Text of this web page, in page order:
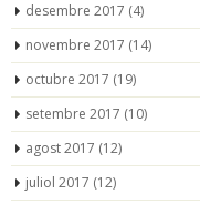
desembre 2017 (4)
novembre 2017 (14)
octubre 2017 (19)
setembre 2017 (10)
agost 2017 (12)
juliol 2017 (12)